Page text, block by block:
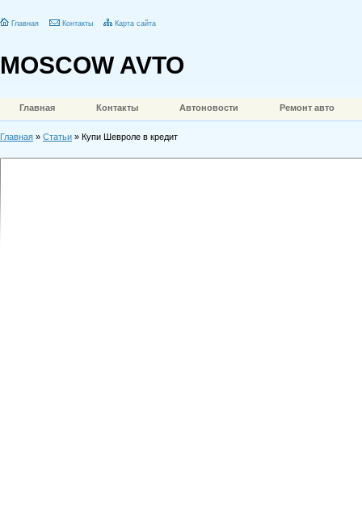
Главная Контакты Карта сайта
MOSCOW AVTO
Главная Контакты Автоновости Ремонт авто
Главная » Статьи » Купи Шевроле в кредит